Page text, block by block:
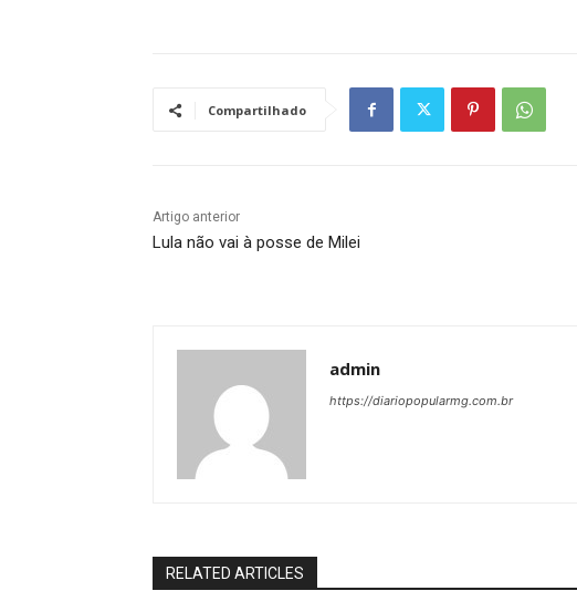
Compartilhado
Artigo anterior
Lula não vai à posse de Milei
admin
https://diariopopularmg.com.br
RELATED ARTICLES